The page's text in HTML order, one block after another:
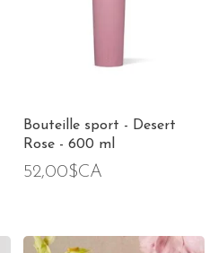
Bouteille sport - Desert
Rose - 600 ml
52,00$CA